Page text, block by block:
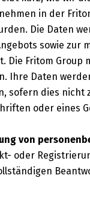
in der
Die Daten
sowie zur
Die Fritom
Ihre Daten
sofern dies
oder eines
von
oder